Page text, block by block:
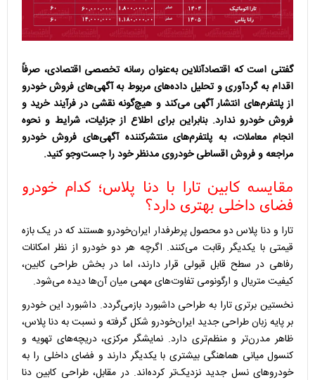
گفتنی است که اقتصادآنلاین به‌عنوان رسانه‌ تخصصی اقتصادی، صرفاً
اقدام به گردآوری و تحلیل داده‌های مربوط به آگهی‌های فروش خودرو
از پلتفرم‌های انتشار آگهی می‌کند و هیچ‌گونه نقشی در فرآیند خرید و
فروش خودرو ندارد. بنابراین برای اطلاع از جزئیات، شرایط و نحوه
انجام معاملات، به پلتفرم‌های منتشرکننده آگهی‌های فروش خودرو
مراجعه و فروش اقساطی خودروی مدنظر خود را جست‌وجو کنید.
مقایسه کابین تارا با دنا پلاس؛ کدام خودرو
فضای داخلی بهتری دارد؟
تارا و دنا پلاس دو محصول پرطرفدار ایران‌خودرو هستند که در یک بازه
قیمتی با یکدیگر رقابت می‌کنند. اگرچه هر دو خودرو از نظر امکانات
رفاهی در سطح قابل قبولی قرار دارند، اما در بخش طراحی کابین،
کیفیت متریال و ارگونومی تفاوت‌های مهمی میان آن‌ها دیده می‌شود.
نخستین برتری تارا به طراحی داشبورد بازمی‌گردد. داشبورد این خودرو
بر پایه زبان طراحی جدید ایران‌خودرو شکل گرفته و نسبت به دنا پلاس،
ظاهر مدرن‌تر و منظم‌تری دارد. نمایشگر مرکزی، دریچه‌های تهویه و
کنسول میانی هماهنگی بیشتری با یکدیگر دارند و فضای داخلی را به
خودروهای نسل جدید نزدیک‌تر کرده‌اند. در مقابل، طراحی کابین دنا